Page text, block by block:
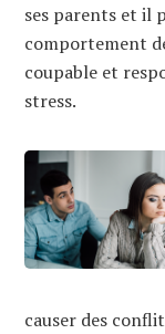
ses parents et il
comportement
coupable et
stress.
causer des